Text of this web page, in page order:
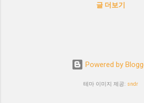
증 가능성 🚫 세척하지
부드러운 소재 우선 트
글 더보기
Powered by
테마 이미지 제공: sndr